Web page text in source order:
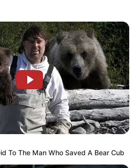
To The Man Who Saved A Bear Cub